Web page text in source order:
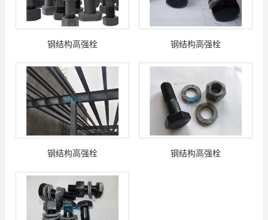
钢结构高强栓 钢结构高强栓
钢结构高强栓 钢结构高强栓